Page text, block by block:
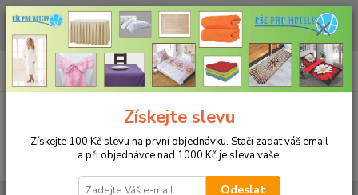
CHCETE NAKOUPIT VĚTŠÍ MNOŽSTVÍ NAŠICH PRODUKTŮ ZA LEPŠÍ
CENU? Klikněte ZDE
CZK
+420 773 794 023
Pondělí-pátek 9-16 hodin
0ks
za0 Kč
Získejte slevu
Získejte 100 Kč slevu na první objednávku. Stačí zadat váš email
a při objednávce nad 1000 Kč je sleva vaše.
Odeslat